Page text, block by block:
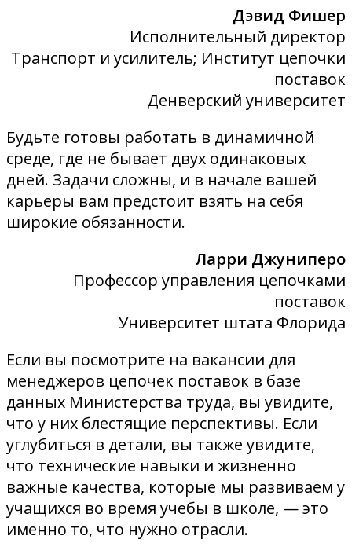
Дэвид Фишер
Исполнительный директор
Транспорт и усилитель; Институт цепочки
поставок
Денверский университет
Будьте готовы работать в динамичной
среде, где не бывает двух одинаковых
дней. Задачи сложны, и в начале вашей
карьеры вам предстоит взять на себя
широкие обязанности.
Ларри Джуниперо
Профессор управления цепочками
поставок
Университет штата Флорида
Если вы посмотрите на вакансии для
менеджеров цепочек поставок в базе
данных Министерства труда, вы увидите,
что у них блестящие перспективы. Если
углубиться в детали, вы также увидите,
что технические навыки и жизненно
важные качества, которые мы развиваем у
учащихся во время учебы в школе, — это
именно то, что нужно отрасли.